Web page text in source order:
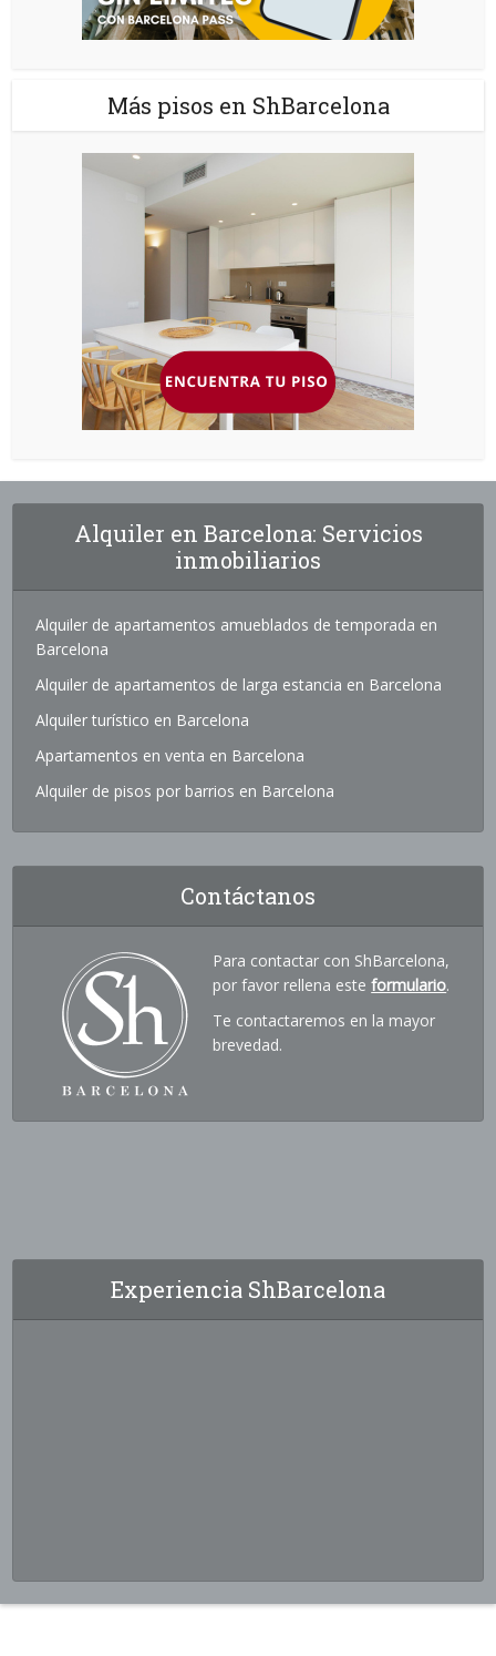
Más pisos en ShBarcelona
Alquiler en Barcelona: Servicios
inmobiliarios
Alquiler de apartamentos amueblados de temporada en
Barcelona
Alquiler de apartamentos de larga estancia en Barcelona
Alquiler turístico en Barcelona
Apartamentos en venta en Barcelona
Alquiler de pisos por barrios en Barcelona
Contáctanos
Para contactar con ShBarcelona,
por favor rellena esteformulario.
Te contactaremos en la mayor
brevedad.
Experiencia ShBarcelona